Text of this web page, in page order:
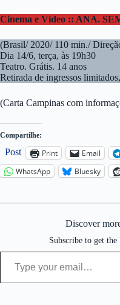
Cinema e Vídeo :: ANA.
(Brasil/ 2020/ 110 min./
Dia 14/6, terça, às 19h30
Teatro. Grátis. 14 anos
Retirada de ingressos
(Carta Campinas com
Compartilhe:
Post Print Email
WhatsApp
Bluesky
Discover
Subscribe to get the
Type your email…